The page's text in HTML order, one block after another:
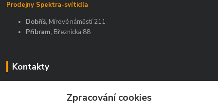
Prodejny Spektra-svítidla
Dobříš, Mírové náměstí 211
Příbram, Březnická 88
Kontakty
+420 603 811 188Zpracování cookies